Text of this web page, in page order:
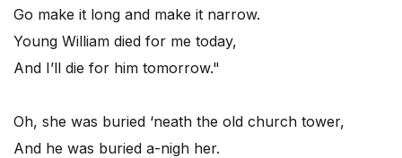
Go make it long and make it narrow.
Young William died for me today,
And I’ll die for him tomorrow."
Oh, she was buried ‘neath the old church tower,
And he was buried a-nigh her.